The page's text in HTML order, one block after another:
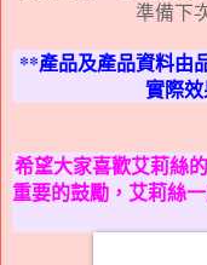
準備下
**產品及產品資料由
實際
希望大家喜歡艾莉絲
重要的鼓勵，艾莉絲